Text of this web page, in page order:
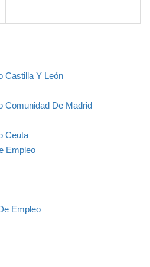
Castilla Y León
Comunidad De Madrid
Ceuta
Empleo
Empleo